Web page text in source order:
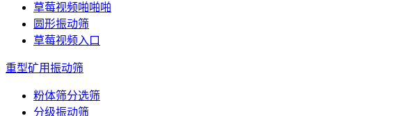
草莓视频啪啪啪
圆形振动筛
草莓视频入口
重型矿用振动筛
粉体筛分选筛
分级振动筛